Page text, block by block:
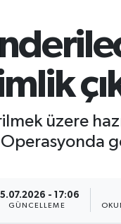
üzere
- 17:06
GÜNCELLEME